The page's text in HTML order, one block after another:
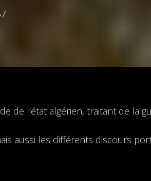
l’état algérien, traitant de la
aussi les différents discours